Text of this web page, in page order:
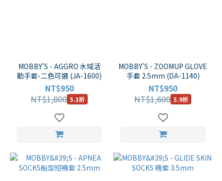
MOBBY'S - AGGRO 水域活
動手套-二色可選 (JA-1600)
NT$950
NT$1,800 5.3折
MOBBY'S - ZOOMUP GLOVE
手套 2.5mm (DA-1140)
NT$950
NT$1,600 5.9折